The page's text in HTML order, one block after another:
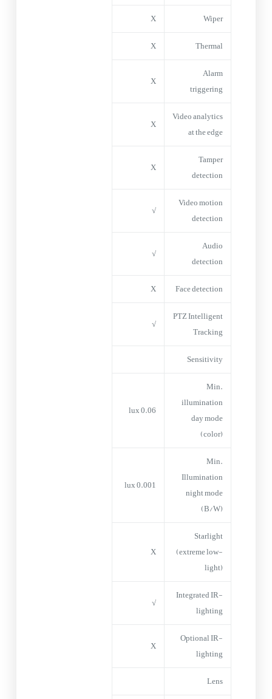
Wiper
X
Thermal
X
Alarm
triggering
X
Video analytics
at the edge
X
Tamper
detection
X
Video motion
detection
√
Audio
detection
√
Face detection
X
PTZ Intelligent
Tracking
√
Sensitivity
Min.
illumination
day mode
(color)
0.06 lux
Min.
Illumination
night mode
(B/W)
0.001 lux
Starlight
(extreme low-
light)
X
Integrated IR-
lighting
√
Optional IR-
lighting
X
Lens